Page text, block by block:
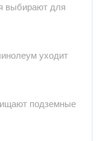
выбирают для
уходит
подземные